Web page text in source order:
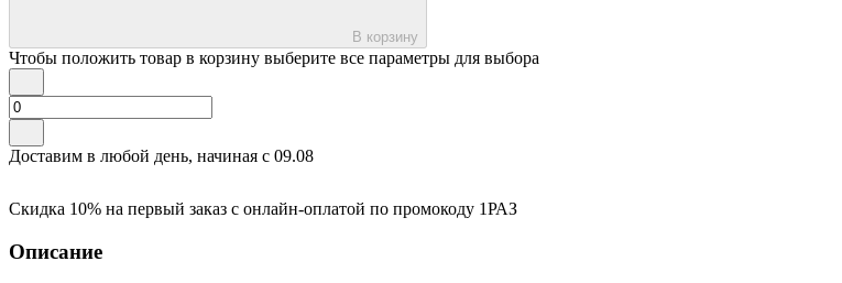
В корзину
Чтобы положить товар в корзину выберите все параметры для выбора
Доставим в любой день, начиная с 09.08
Скидка 10% на первый заказ с онлайн-оплатой по промокоду 1РАЗ
Описание